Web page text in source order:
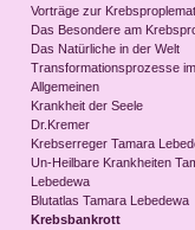
Vorträge zur
Das Besondere am
Das Natürliche in der Welt
Transformationsprozesse im
Allgemeinen
Krankheit der Seele
Dr.Kremer
Krebserreger Tamara
Un-Heilbare Krankheiten
Lebedewa
Blutatlas Tamara Lebedewa
Krebsbankrott